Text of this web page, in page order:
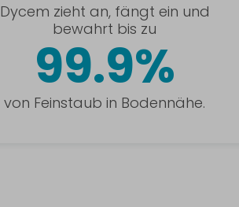
Dycem zieht an, fängt ein und
bewahrt bis zu
99.9%
von Feinstaub in Bodennähe.